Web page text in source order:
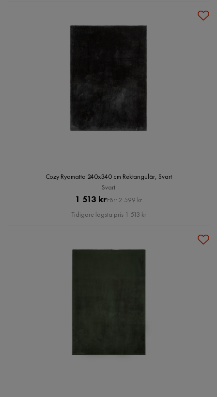
Cozy Ryamatta 240x340 cm Rektangulär, Svart
Svart
Pris
1 513 krOriginal
Pris
Förr 2 599 kr
Tidigare lägsta pris 1 513 kr